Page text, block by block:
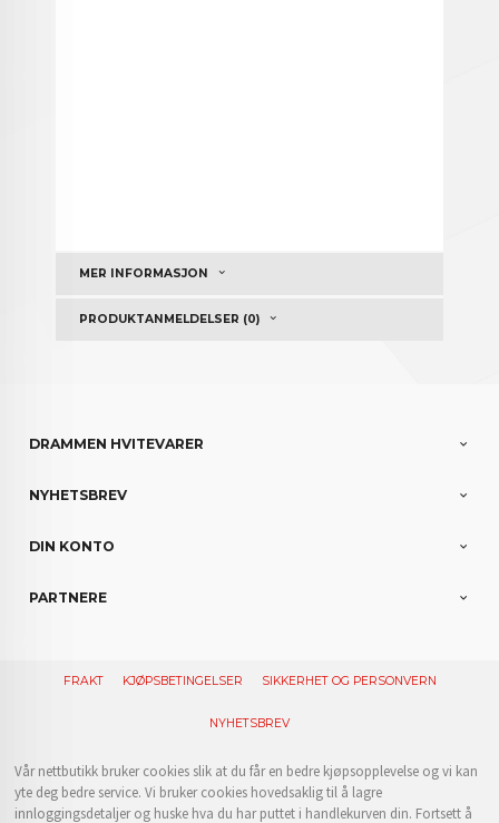
MER INFORMASJON
PRODUKTANMELDELSER (0)
DRAMMEN HVITEVARER
NYHETSBREV
DIN KONTO
PARTNERE
FRAKT KJØPSBETINGELSER SIKKERHET OG PERSONVERN
NYHETSBREV
Vår nettbutikk bruker cookies slik at du får en bedre kjøpsopplevelse og vi kan
yte deg bedre service. Vi bruker cookies hovedsaklig til å lagre
innloggingsdetaljer og huske hva du har puttet i handlekurven din. Fortsett å